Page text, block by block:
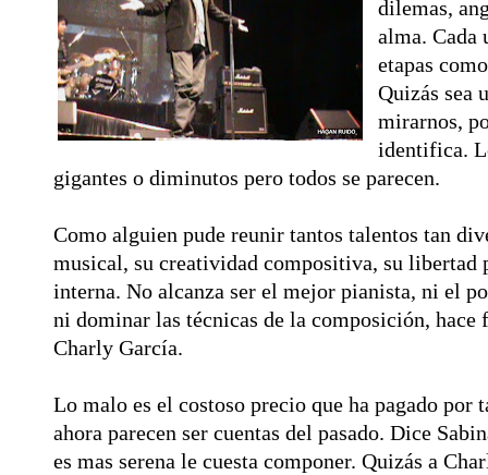
dilemas,
alma. Cada
etapas
Quizás sea
mirarnos,
identifica.
gigantes o diminutos pero todos se parecen.
Como alguien pude reunir tantos talentos tan
musical, su creatividad compositiva, su libertad
interna. No alcanza ser el mejor pianista, ni el
ni dominar las técnicas de la composición, hace
Charly García.
Lo malo es el costoso precio que ha pagado por
ahora parecen ser cuentas del pasado. Dice
es mas serena le cuesta componer. Quizás a